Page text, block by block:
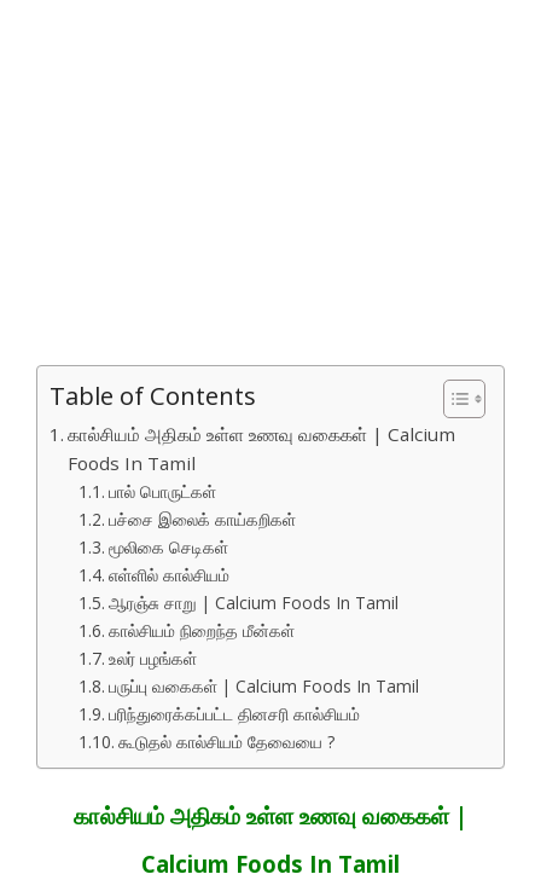
Table of Contents
கால்சியம் அதிகம் உள்ள உணவு வகைகள் | Calcium
Foods In Tamil
பால் பொருட்கள்
பச்சை இலைக் காய்கறிகள்
மூலிகை செடிகள்
எள்ளில் கால்சியம்
ஆரஞ்சு சாறு | Calcium Foods In Tamil
கால்சியம் நிறைந்த மீன்கள்
உலர் பழங்கள்
பருப்பு வகைகள் | Calcium Foods In Tamil
பரிந்துரைக்கப்பட்ட தினசரி கால்சியம்
கூடுதல் கால்சியம் தேவையை ?
கால்சியம் அதிகம் உள்ள உணவு வகைகள் |
Calcium Foods In Tamil